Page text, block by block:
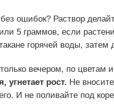
ошибок? Раствор
5 граммов, если
горячей воды,
вечером, по цветам
угнетает рост. Не
И не поливайте под